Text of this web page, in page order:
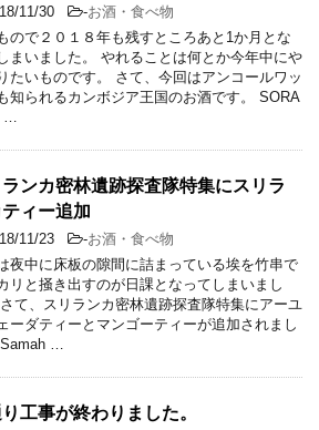
11/30 -お酒・食べ物
ので２０１８年も残すところあと1か月とな
まいました。 やれることは何とか今年中にや
たいものです。 さて、今回はアンコールワッ
知られるカンボジア王国のお酒です。 SORA
ランカ密林遺跡探査隊特集にスリラ
ィー追加
11/23 -お酒・食べ物
夜中に床板の隙間に詰まっている埃を竹串で
リと掻き出すのが日課となってしまいまし
て、スリランカ密林遺跡探査隊特集にアーユ
ーダティーとマンゴーティーが追加されまし
…
工事が終わりました。